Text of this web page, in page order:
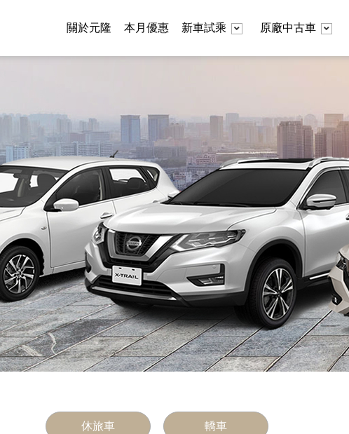
關於元隆 本月優惠 新車試乘 原廠中古車
休旅車 轎車